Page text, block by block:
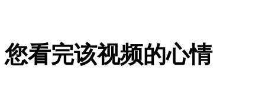
李娜法网夺冠周年纪念日爆冷出局
您看完该视频的心情